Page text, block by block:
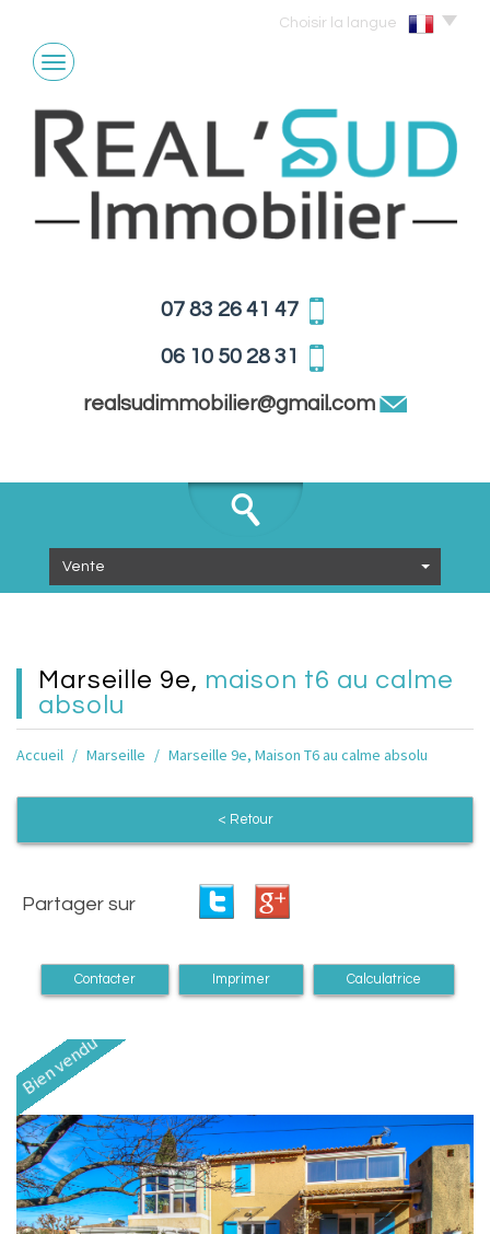
Choisir la langue
07 83 26 41 47
06 10 50 28 31
realsudimmobilier@gmail.com
Vente
marseille 9e, maison t6 au calme
absolu
Accueil Marseille Marseille 9e, Maison T6 au calme absolu
< Retour
Partager sur
Contacter Imprimer Calculatrice
Bien vendu